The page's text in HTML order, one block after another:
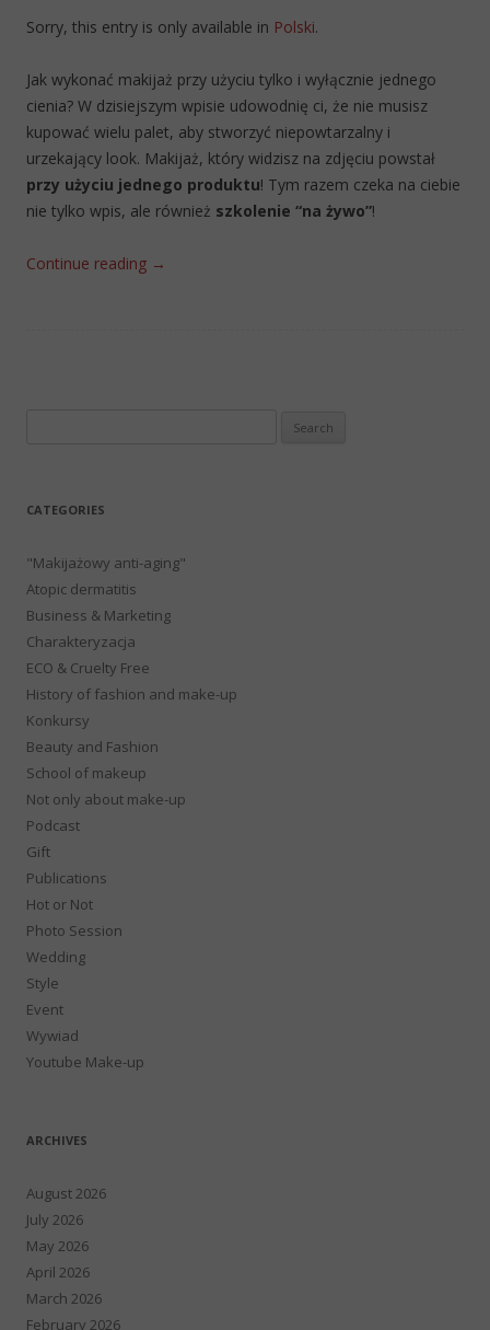
Sorry, this entry is only available in Polski.
Jak wykonać makijaż przy użyciu tylko i wyłącznie jednego
cienia? W dzisiejszym wpisie udowodnię ci, że nie musisz
kupować wielu palet, aby stworzyć niepowtarzalny i
urzekający look. Makijaż, który widzisz na zdjęciu powstał
przy użyciu jednego produktu! Tym razem czeka na ciebie
nie tylko wpis, ale również szkolenie “na żywo”!
Continue reading →
CATEGORIES
"Makijażowy anti-aging"
Atopic dermatitis
Business & Marketing
Charakteryzacja
ECO & Cruelty Free
History of fashion and make-up
Konkursy
Beauty and Fashion
School of makeup
Not only about make-up
Podcast
Gift
Publications
Hot or Not
Photo Session
Wedding
Style
Event
Wywiad
Youtube Make-up
ARCHIVES
August 2026
July 2026
May 2026
April 2026
March 2026
February 2026